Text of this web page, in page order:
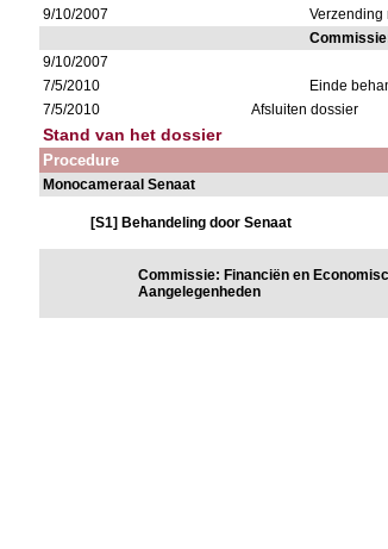
9/10/2007
Verzending
9/10/2007
7/5/2010
Einde
7/5/2010
Afsluiten dossier
Stand van het dossier
Procedure
Monocameraal Senaat
[S1] Behandeling door Senaat
Commissie: Financiën en
Aangelegenheden